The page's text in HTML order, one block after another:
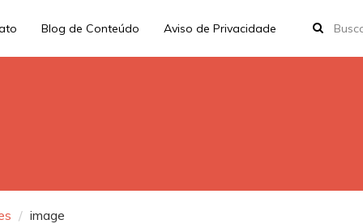
Blog de Conteúdo Aviso de Privacidade
image